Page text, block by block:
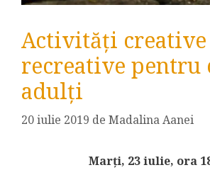
Activități
recreative pentru
adulți
20 iulie 2019 de Madalina Aanei
Marți, 23 iulie, ora